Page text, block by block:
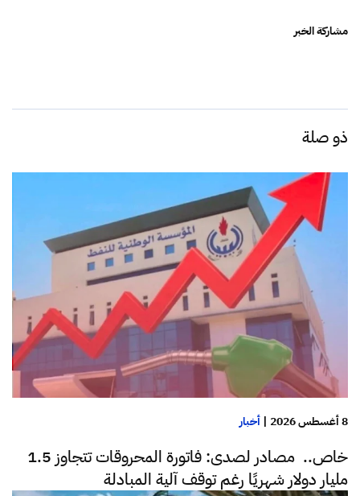
مشاركة الخبر
ذو صلة
8 أغسطس 2026 | أخبار
خاص.. مصادر لصدى: فاتورة المحروقات تتجاوز 1.5
مليار دولار شهريًا رغم توقف آلية المبادلة